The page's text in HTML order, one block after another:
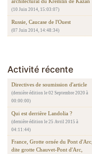
architectural du Kremlin de Kazan
(10 Juin 2014, 15:03:07)
Russie, Caucase de l'Ouest
(07 Juin 2014, 14:48:34)
Activité récente
Directives de soumission d'article
(dernière édition le 02 Septembre 2020 à
00:00:00)
Qui est derrière Landolia ?
(dernière édition le 25 Avril 2015 à
04:11:44)
France, Grotte ornée du Pont d'Arc,
dite grotte Chauvet-Pont d'Arc,